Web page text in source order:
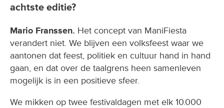
achtste editie?
Mario Franssen. Het concept van ManiFiesta
verandert niet. We blijven een volksfeest waar we
aantonen dat feest, politiek en cultuur hand in hand
gaan, en dat over de taalgrens heen samenleven
mogelijk is in een positieve sfeer.
We mikken op twee festivaldagen met elk 10.000